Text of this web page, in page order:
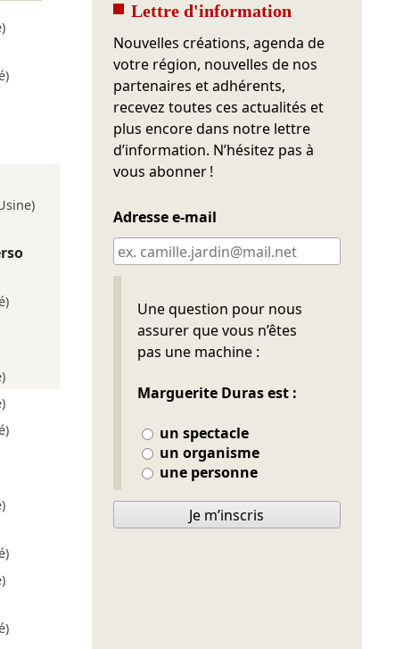
Lettre d'information
Nouvelles créations, agenda de
votre région, nouvelles de nos
partenaires et adhérents,
recevez toutes ces actualités et
plus encore dans notre lettre
d’information. N’hésitez pas à
vous abonner !
Adresse e-mail
Une question pour nous
assurer que vous n’êtes
pas une machine :
Marguerite Duras est :
un spectacle
un organisme
une personne
Ne pas remplir
Je m’inscris